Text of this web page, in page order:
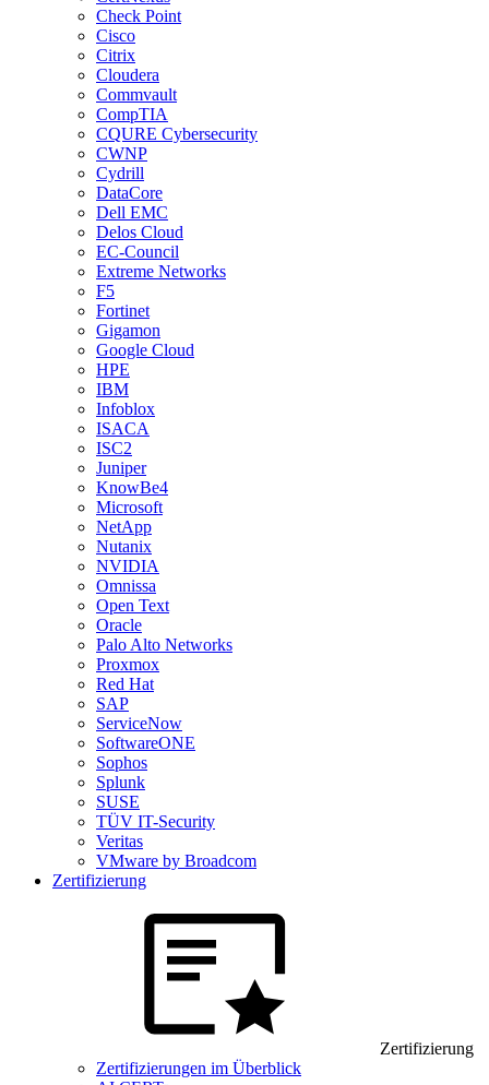
Check Point
Cisco
Citrix
Cloudera
Commvault
CompTIA
CQURE Cybersecurity
CWNP
Cydrill
DataCore
Dell EMC
Delos Cloud
EC-Council
Extreme Networks
F5
Fortinet
Gigamon
Google Cloud
HPE
IBM
Infoblox
ISACA
ISC2
Juniper
KnowBe4
Microsoft
NetApp
Nutanix
NVIDIA
Omnissa
Open Text
Oracle
Palo Alto Networks
Proxmox
Red Hat
SAP
ServiceNow
SoftwareONE
Sophos
Splunk
SUSE
TÜV IT-Security
Veritas
VMware by Broadcom
Zertifizierung
Zertifizierung
Zertifizierungen im Überblick